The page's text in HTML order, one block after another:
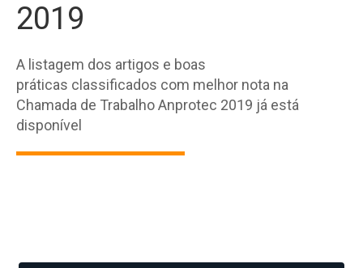
2019
A listagem dos artigos e boas
práticas classificados com melhor nota na
Chamada de Trabalho Anprotec 2019 já está
disponível